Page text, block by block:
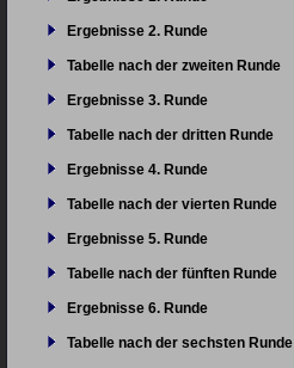
Ergebnisse 2. Runde
Tabelle nach der zweiten Runde
Ergebnisse 3. Runde
Tabelle nach der dritten Runde
Ergebnisse 4. Runde
Tabelle nach der vierten Runde
Ergebnisse 5. Runde
Tabelle nach der fünften Runde
Ergebnisse 6. Runde
Tabelle nach der sechsten Runde